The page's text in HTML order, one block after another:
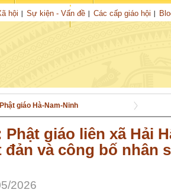
hội Sự kiện - Vấn đề Các cấp giáo hội
TRẺ NGHIÊN CỨU
: 52:06
Phật giáo Hà-Nam-Ninh
Phật giáo liên xã Hải
đản và công bố nhân
2026